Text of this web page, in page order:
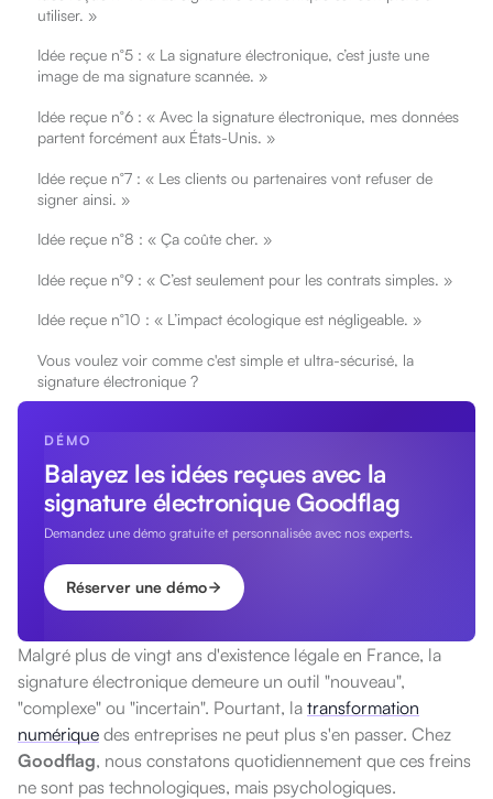
utiliser. »
Idée reçue n°5 : « La signature électronique, c’est juste une
image de ma signature scannée. »
Idée reçue n°6 : « Avec la signature électronique, mes données
partent forcément aux États-Unis. »
Idée reçue n°7 : « Les clients ou partenaires vont refuser de
signer ainsi. »
Idée reçue n°8 : « Ça coûte cher. »
Idée reçue n°9 : « C’est seulement pour les contrats simples. »
Idée reçue n°10 : « L’impact écologique est négligeable. »
Vous voulez voir comme c'est simple et ultra-sécurisé, la
signature électronique ?
DÉMO
Balayez les idées reçues avec la
signature électronique Goodflag
Demandez une démo gratuite et personnalisée avec nos experts.
Réserver une démo
Malgré plus de vingt ans d'existence légale en France, la
signature électronique demeure un outil "nouveau",
"complexe" ou "incertain". Pourtant, la transformation
numérique des entreprises ne peut plus s'en passer. Chez
Goodflag, nous constatons quotidiennement que ces freins
ne sont pas technologiques, mais psychologiques.